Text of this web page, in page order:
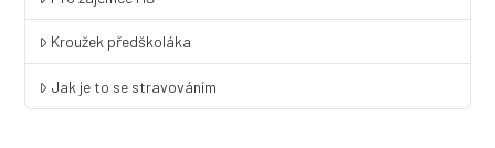
Kroužek předškoláka
Jak je to se stravováním